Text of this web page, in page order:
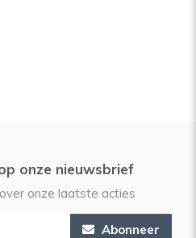
onze nieuwsbrief
onze laatste acties
Abonneer